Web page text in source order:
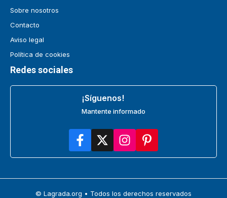
Sobre nosotros
Contacto
Aviso legal
Política de cookies
Redes sociales
¡Síguenos!
Mantente informado
© Lagrada.org • Todos los derechos reservados